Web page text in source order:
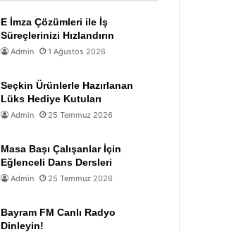
E İmza Çözümleri ile İş
Süreçlerinizi Hızlandırın
Admin 1 Ağustos 2026
Seçkin Ürünlerle Hazırlanan
Lüks Hediye Kutuları
Admin 25 Temmuz 2026
Masa Başı Çalışanlar İçin
Eğlenceli Dans Dersleri
Admin 25 Temmuz 2026
Bayram FM Canlı Radyo
Dinleyin!